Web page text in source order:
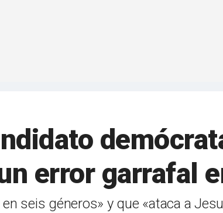
error garrafal
seis géneros» y que «ataca a